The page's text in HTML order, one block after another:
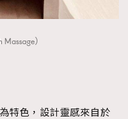
）
特色，設計靈感來自於